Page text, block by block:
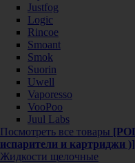
Justfog
Logic
Rincoe
Smoant
Smok
Suorin
Uwell
Vaporesso
VooPoo
Juul Labs
Посмотреть все товары
испарители и картриджи )]
Жидкости щелочные